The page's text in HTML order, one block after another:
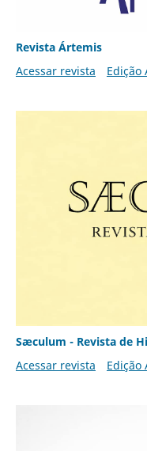
Revista Ártemis
Acessar revista
Edição
Sæculum - Revista de
Acessar revista
Edição